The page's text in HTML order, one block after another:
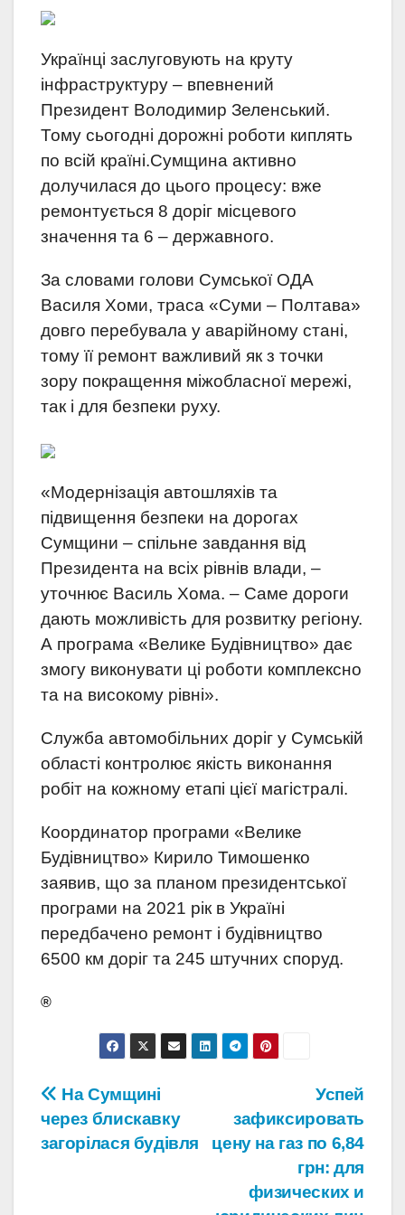
Українці заслуговують на круту
інфраструктуру – впевнений
Президент Володимир Зеленський.
Тому сьогодні дорожні роботи киплять
по всій країні.Сумщина активно
долучилася до цього процесу: вже
ремонтується 8 доріг місцевого
значення та 6 – державного.
За словами голови Сумської ОДА
Василя Хоми, траса «Суми – Полтава»
довго перебувала у аварійному стані,
тому її ремонт важливий як з точки
зору покращення міжобласної мережі,
так і для безпеки руху.
«Модернізація автошляхів та
підвищення безпеки на дорогах
Сумщини – спільне завдання від
Президента на всіх рівнів влади, –
уточнює Василь Хома. – Саме дороги
дають можливість для розвитку регіону.
А програма «Велике Будівництво» дає
змогу виконувати ці роботи комплексно
та на високому рівні».
Служба автомобільних доріг у Сумській
області контролює якість виконання
робіт на кожному етапі цієї магістралі.
Координатор програми «Велике
Будівництво» Кирило Тимошенко
заявив, що за планом президентської
програми на 2021 рік в Україні
передбачено ремонт і будівництво
6500 км доріг та 245 штучних споруд.
®
Навігація
записів
Успей
зафиксировать
цену на газ по 6,84
грн: для
физических и
На Сумщині
через блискавку
загорілася будівля